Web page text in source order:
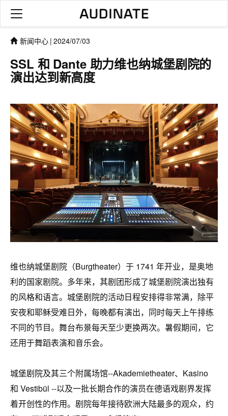
新闻中心 | 2024/07/03
SSL 和 Dante 助力维也纳城堡剧院的
演出达到新高度
维也纳城堡剧院（Burgtheater）于 1741 年开业，是奥地
利的国家剧院。多年来，其剧团形成了城堡剧院演出独有
的风格和语言。城堡剧院的活动日程安排得非常满，除平
安夜和耶稣受难日外，每晚都有演出，同时每天上午排练
不同的节目。舞台布景每天至少更换两次。暑假期间，它
还用于舞蹈表演和音乐会。
城堡剧院及其三个附属场馆--Akademietheater、Kasino
和 Vestibül --以及一批长期合作的演员在德语戏剧界发挥
着开创性的作用。剧院每年接待欧洲大陆最多的观众，约